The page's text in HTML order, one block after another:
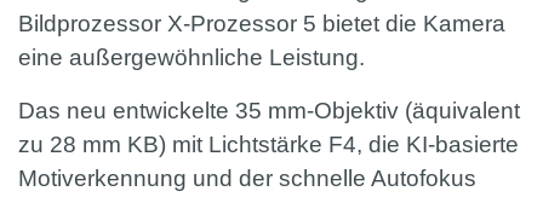
Bildprozessor X-Prozessor 5 bietet die Kamera
eine außergewöhnliche Leistung.
Das neu entwickelte 35 mm-Objektiv (äquivalent
zu 28 mm KB) mit Lichtstärke F4, die KI-basierte
Motiverkennung und der schnelle Autofokus